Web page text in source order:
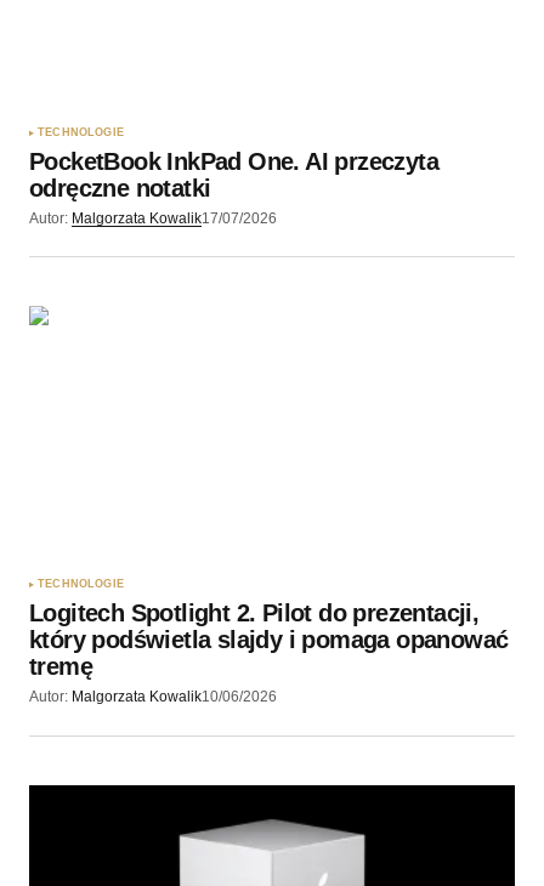
Wyślij komentarz
TECHNOLOGIE
PocketBook InkPad One. AI przeczyta
odręczne notatki
Autor: Malgorzata Kowalik17/07/2026
TECHNOLOGIE
Logitech Spotlight 2. Pilot do prezentacji,
który podświetla slajdy i pomaga opanować
tremę
Autor: Malgorzata Kowalik10/06/2026